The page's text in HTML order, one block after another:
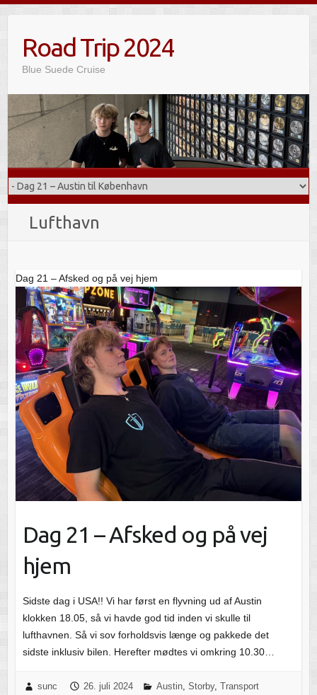
contentRoad Trip 2024
Blue Suede Cruise
Lufthavn
Dag 21 – Afsked og på vej hjem
Dag 21 – Afsked og på vej
hjem
Sidste dag i USA!! Vi har først en flyvning ud af Austin
klokken 18.05, så vi havde god tid inden vi skulle til
lufthavnen. Så vi sov forholdsvis længe og pakkede det
sidste inklusiv bilen. Herefter mødtes vi omkring 10.30…
sunc 26. juli 2024 Austin, Storby, Transport